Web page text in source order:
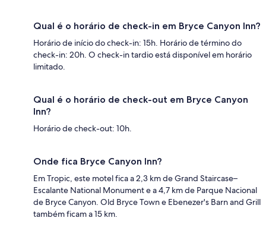
Qual é o horário de check-in em Bryce Canyon Inn?
Horário de início do check-in: 15h. Horário de término do
check-in: 20h. O check-in tardio está disponível em horário
limitado.
Qual é o horário de check-out em Bryce Canyon
Inn?
Horário de check-out: 10h.
Onde fica Bryce Canyon Inn?
Em Tropic, este motel fica a 2,3 km de Grand Staircase–
Escalante National Monument e a 4,7 km de Parque Nacional
de Bryce Canyon. Old Bryce Town e Ebenezer's Barn and Grill
também ficam a 15 km.